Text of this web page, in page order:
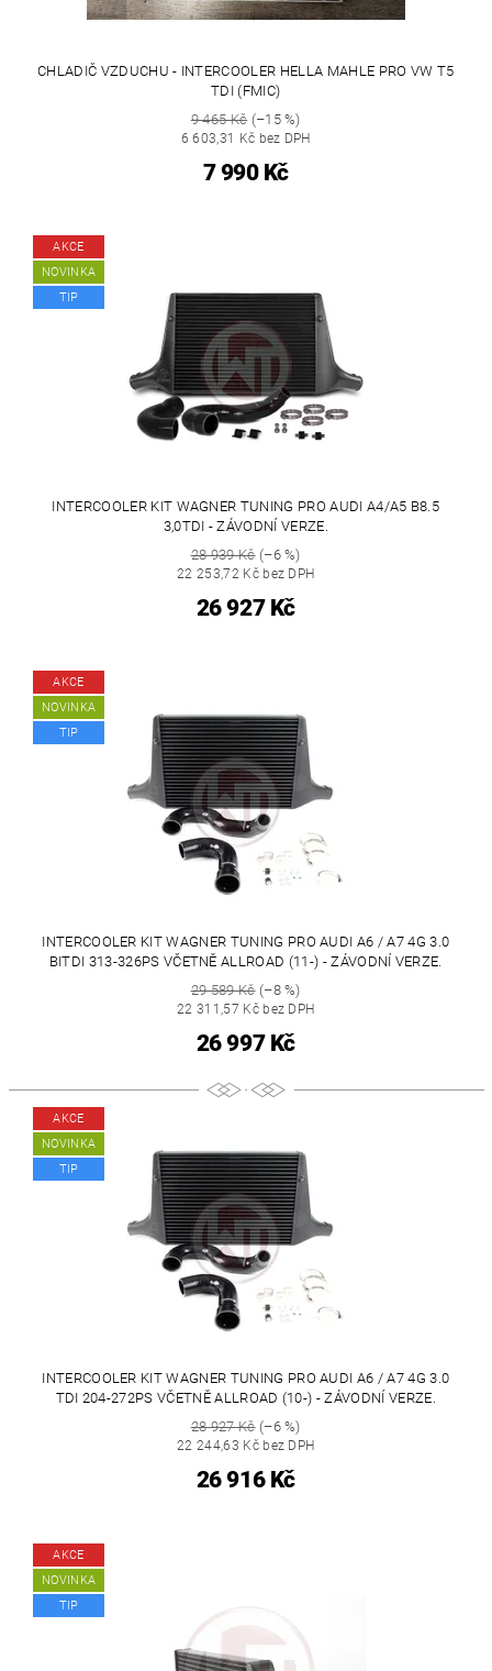
CHLADIČ VZDUCHU - INTERCOOLER HELLA MAHLE PRO VW T5
TDI (FMIC)
9 465 Kč(–15 %)
6 603,31 Kč bez DPH
7 990 Kč
AKCE
NOVINKA
TIP
INTERCOOLER KIT WAGNER TUNING PRO AUDI A4/A5 B8.5
3,0TDI - ZÁVODNÍ VERZE.
28 939 Kč(–6 %)
22 253,72 Kč bez DPH
26 927 Kč
AKCE
NOVINKA
TIP
INTERCOOLER KIT WAGNER TUNING PRO AUDI A6 / A7 4G 3.0
BITDI 313-326PS VČETNĚ ALLROAD (11-) - ZÁVODNÍ VERZE.
29 589 Kč(–8 %)
22 311,57 Kč bez DPH
26 997 Kč
AKCE
NOVINKA
TIP
INTERCOOLER KIT WAGNER TUNING PRO AUDI A6 / A7 4G 3.0
TDI 204-272PS VČETNĚ ALLROAD (10-) - ZÁVODNÍ VERZE.
28 927 Kč(–6 %)
22 244,63 Kč bez DPH
26 916 Kč
AKCE
NOVINKA
TIP